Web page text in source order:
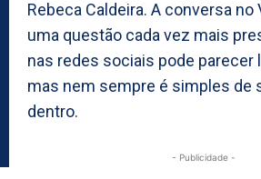
Rebeca Caldeira. A conversa no
uma questão cada vez mais
nas redes sociais pode parecer
mas nem sempre é simples de
dentro.
- Publicidade -